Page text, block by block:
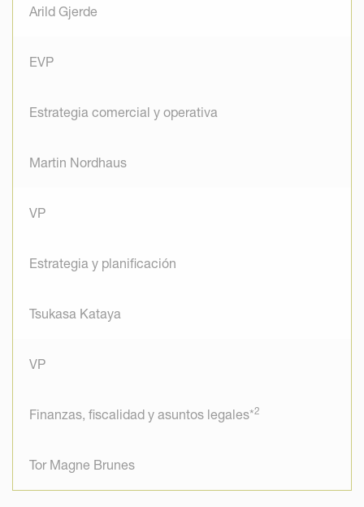
Arild Gjerde
EVP
Estrategia comercial y operativa
Martin Nordhaus
VP
Estrategia y planificación
Tsukasa Kataya
VP
Finanzas, fiscalidad y asuntos legales*2
Tor Magne Brunes